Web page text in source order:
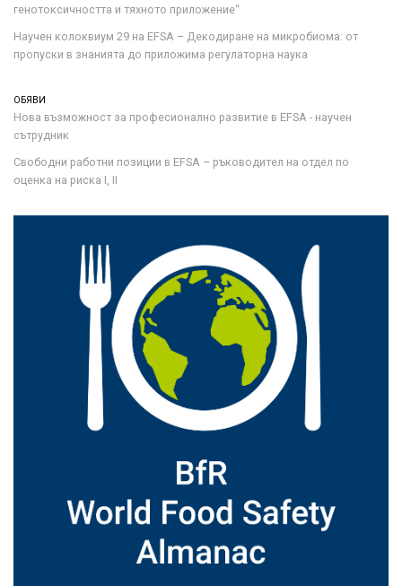
генотоксичността и тяхното приложение“
Научен колоквиум 29 на EFSA – Декодиране на микробиома: от
пропуски в знанията до приложима регулаторна наука
ОБЯВИ
Нова възможност за професионално развитие в EFSA - научен
сътрудник
Свободни работни позиции в EFSA – ръководител на отдел по
оценка на риска I, II